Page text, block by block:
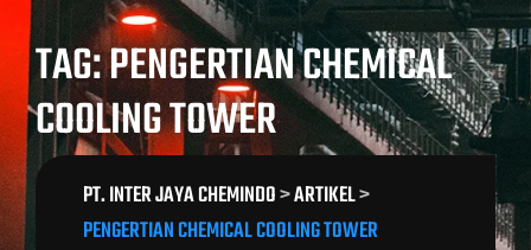
TAG: PENGERTIAN CHEMICAL
COOLING TOWER
PT. INTER JAYA CHEMINDO>ARTIKEL>
PENGERTIAN CHEMICAL COOLING TOWER